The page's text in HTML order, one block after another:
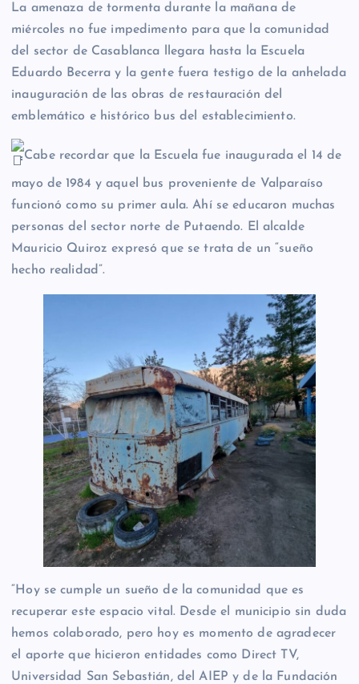
La amenaza de tormenta durante la mañana de
miércoles no fue impedimento para que la comunidad
del sector de Casablanca llegara hasta la Escuela
Eduardo Becerra y la gente fuera testigo de la anhelada
inauguración de las obras de restauración del
emblemático e histórico bus del establecimiento.
Cabe recordar que la Escuela fue inaugurada el 14 de
mayo de 1984 y aquel bus proveniente de Valparaíso
funcionó como su primer aula. Ahí se educaron muchas
personas del sector norte de Putaendo. El alcalde
Mauricio Quiroz expresó que se trata de un “sueño
hecho realidad”.
“Hoy se cumple un sueño de la comunidad que es
recuperar este espacio vital. Desde el municipio sin duda
hemos colaborado, pero hoy es momento de agradecer
el aporte que hicieron entidades como Direct TV,
Universidad San Sebastián, del AIEP y de la Fundación